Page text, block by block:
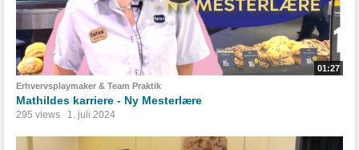
01:27
Erhvervsplaymaker & Team Praktik
Mathildes karriere - Ny Mesterlære
295 views 1. juli 2024